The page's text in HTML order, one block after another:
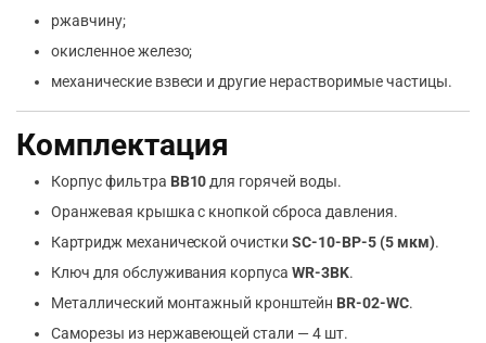
ржавчину;
окисленное железо;
механические взвеси и другие нерастворимые частицы.
Комплектация
Корпус фильтра BB10 для горячей воды.
Оранжевая крышка с кнопкой сброса давления.
Картридж механической очисткиSC-10-BP-5 (5 мкм).
Ключ для обслуживания корпусаWR-3BK.
Металлический монтажный кронштейн BR-02-WC.
Саморезы из нержавеющей стали — 4 шт.